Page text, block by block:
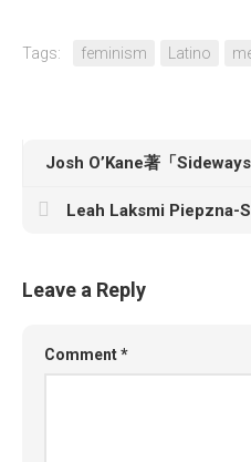
Tags: feminism Latino
Leave a Reply
Comment*